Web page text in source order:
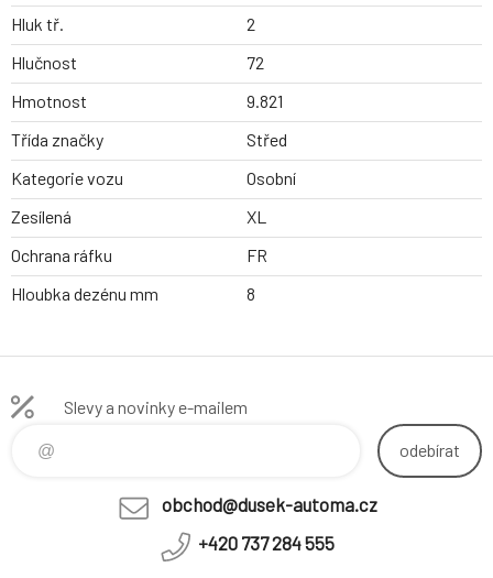
Hluk tř.
2
Hlučnost
72
Hmotnost
9.821
Třída značky
Střed
Kategorie vozu
Osobní
Zesílená
XL
Ochrana ráfku
FR
Hloubka dezénu mm
8
Slevy a novinky e-mailem
odebírat
obchod@dusek-automa.cz
+420 737 284 555